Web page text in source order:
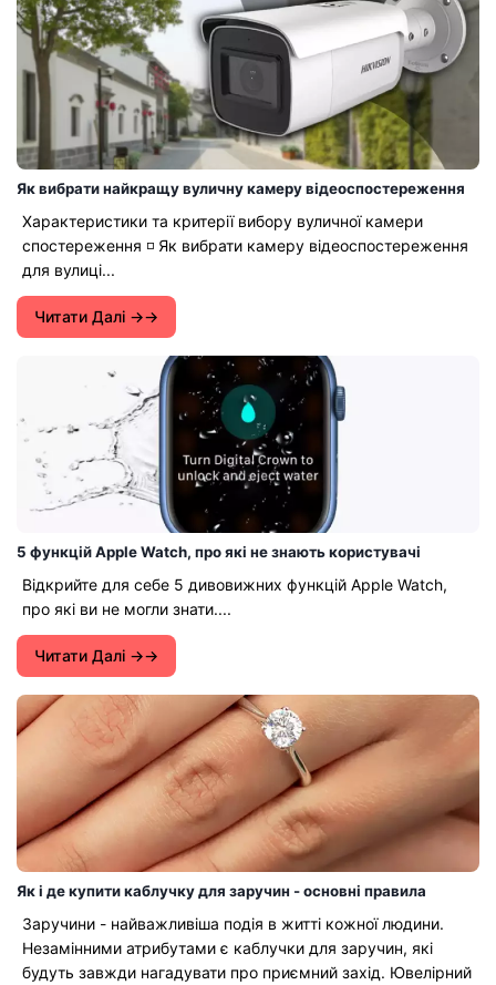
Як вибрати найкращу вуличну камеру відеоспостереження
Характеристики та критерії вибору вуличної камери
спостереження ◽ Як вибрати камеру відеоспостереження
для вулиці...
Читати Далі →
5 функцій Apple Watch, про які не знають користувачі
Відкрийте для себе 5 дивовижних функцій Apple Watch,
про які ви не могли знати....
Читати Далі →
Як і де купити каблучку для заручин - основні правила
Заручини - найважливіша подія в житті кожної людини.
Незамінними атрибутами є каблучки для заручин, які
будуть завжди нагадувати про приємний захід. Ювелірний